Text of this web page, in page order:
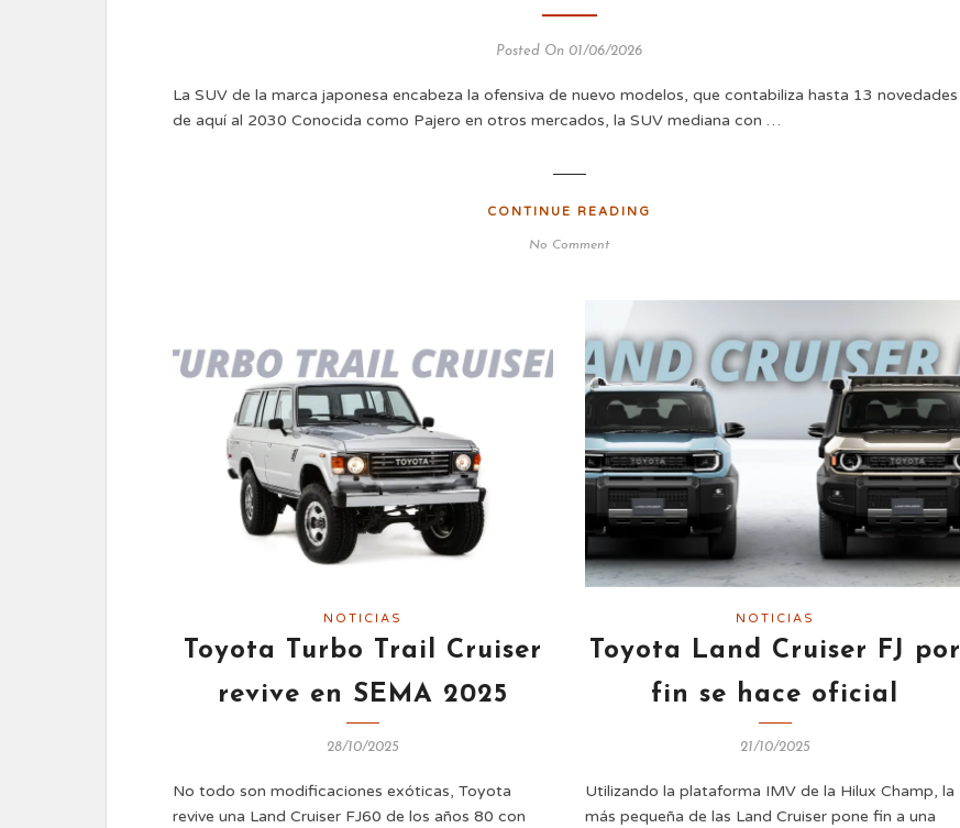
Posted On 01/06/2026
La SUV de la marca japonesa encabeza la ofensiva de nuevo modelos, que contabiliza hasta 13 novedades
de aquí al 2030 Conocida como Pajero en otros mercados, la SUV mediana con …
CONTINUE READING
No Comment
NOTICIAS
Toyota Turbo Trail Cruiser
revive en SEMA 2025
28/10/2025
No todo son modificaciones exóticas, Toyota
revive una Land Cruiser FJ60 de los años 80 con
NOTICIAS
Toyota Land Cruiser FJ por
fin se hace oficial
21/10/2025
Utilizando la plataforma IMV de la Hilux Champ, la
más pequeña de las Land Cruiser pone fin a una